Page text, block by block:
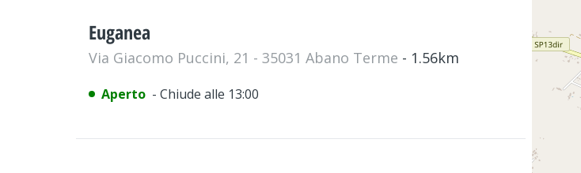
Euganea
Via Giacomo Puccini, 21 - 35031 Abano Terme - 1.56km
Aperto - Chiude alle 13:00